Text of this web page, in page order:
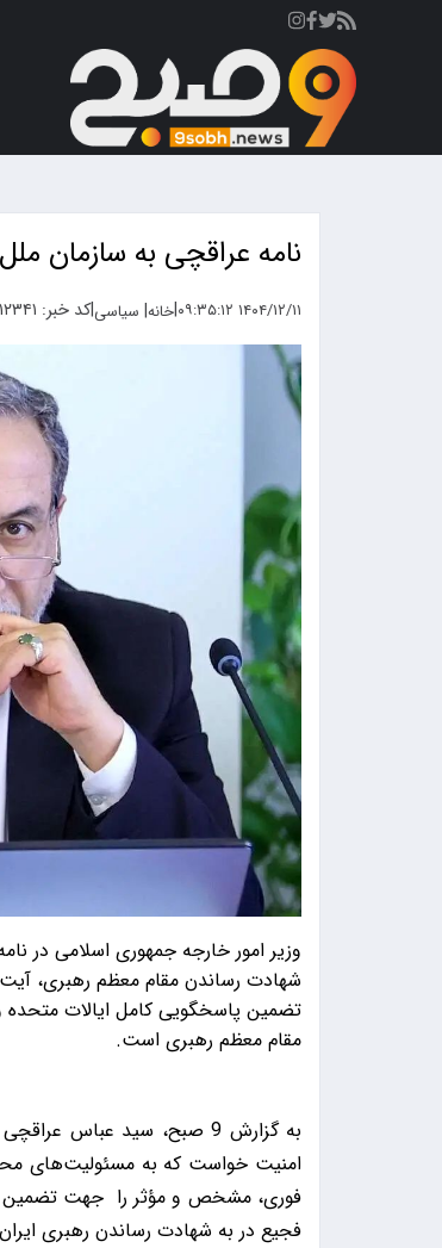
نامه عراقچی به سازمان
۱۴۰۴/۱۲/۱۱ ۰۹:۳۵:۱۲ |خانه| سیاسی|کد خبر: ۱۱۲۳۴۱
وزیر امور خارجه جمهوری اسلامی در
شهادت رساندن مقام معظم رهبری،
تضمین پاسخگویی کامل ایالات متحده
مقام معظم رهبری است.
به گزارش 9 صبح، سید عباس
امنیت خواست که به مسئولیت‌های
فوری، مشخص و مؤثر را جهت تضمین
فجیع در به شهادت رساندن رهبری